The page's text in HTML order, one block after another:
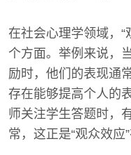
在社会心理学领域，“
个方面。举例来说，
励时，他们的表现通
存在能够提高个人的
师关注学生答题时，
常，这正是“观众效应